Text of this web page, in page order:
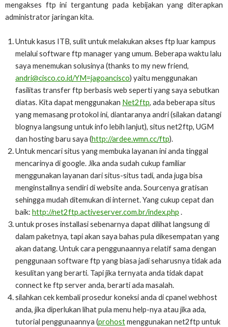
mengakses ftp ini tergantung pada kebijakan yang diterapkan
administrator jaringan kita.
Untuk kasus ITB, sulit untuk melakukan akses ftp luar kampus
melalui software ftp manager yang umum. Beberapa waktu lalu
saya menemukan solusinya (thanks to my new friend,
andri@cisco.co.id/YM=jagoancisco) yaitu menggunakan
fasilitas transfer ftp berbasis web seperti yang saya sebutkan
diatas. Kita dapat menggunakan Net2ftp, ada beberapa situs
yang memasang protokol ini, diantaranya andri (silakan datangi
blognya langsung untuk info lebih lanjut), situs net2ftp, UGM
dan hosting baru saya (http://ardee.wmn.cc/ftp).
Untuk mencari situs yang membuka layanan ini anda tinggal
mencarinya di google. Jika anda sudah cukup familiar
menggunakan layanan dari situs-situs tadi, anda juga bisa
menginstallnya sendiri di website anda. Sourcenya gratisan
sehingga mudah ditemukan di internet. Yang cukup cepat dan
baik: http://net2ftp.activeserver.com.br/index.php .
untuk proses installasi sebenarnya dapat dilihat langsung di
dalam paketnya, tapi akan saya bahas pula dikesempatan yang
akan datang. Untuk cara penggunaannya relatif sama dengan
penggunaan software ftp yang biasa jadi seharusnya tidak ada
kesulitan yang berarti. Tapi jika ternyata anda tidak dapat
connect ke ftp server anda, berarti ada masalah.
silahkan cek kembali prosedur koneksi anda di cpanel webhost
anda, jika diperlukan lihat pula menu help-nya atau jika ada,
tutorial penggunaannya (prohostmenggunakan net2ftp untuk